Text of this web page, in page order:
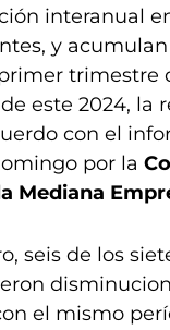
interanual
y
trimestre
este 2024, la
con el
por la
Mediana
seis de los
el mismo